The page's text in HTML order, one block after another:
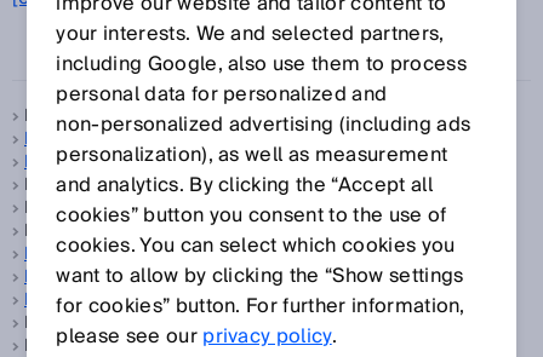
Q R S T U V W X Y Z
Received Signal Strength Indication, sieheRSSI
Referenziereingang
Referenzkonturfeld
Referenzkonturfeld, sieheKonturerkennungsfeld
Refining, sieheOel und Gas
Reflexions-Schrankenbetrieb, sieheOBSB
Register-Sensoren
Reifenlesung
Remission
Reproduzierbarkeit, siehe Vergleichspräzision
Reproduzierbarkeit, sieheWiederholgenauigkeit
your interests. We and selected partners,
including Google, also use them to process
personal data for personalized and
non‑personalized advertising (including ads
personalization), as well as measurement
and analytics. By clicking the “Accept all
cookies” button you consent to the use of
cookies. You can select which cookies you
want to allow by clicking the “Show settings
for cookies” button. For further information,
please see ourprivacy policy.